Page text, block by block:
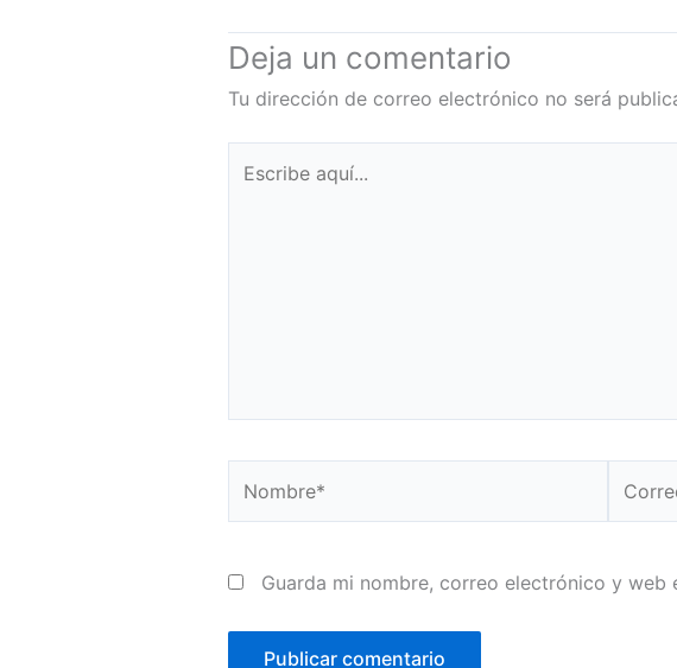
Deja un comentario
Tu dirección de correo electrónico no será
aquí...
Guarda mi nombre, correo electrónico y